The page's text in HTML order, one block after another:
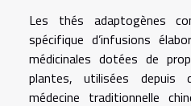
Les thés adaptogènes
spécifique d’infusions
médicinales dotées de
plantes, utilisées depuis
médecine traditionnelle